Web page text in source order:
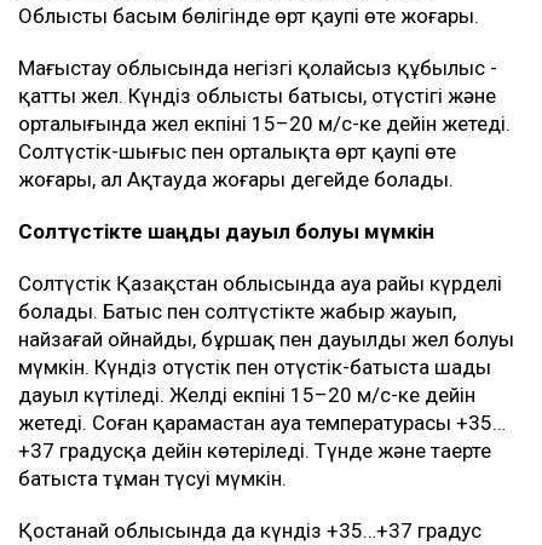
Атырау қаласында +37…+39 градус күтіледі. Өрт
Батыста да аптап басылмайды
Ақтөбе облысында күндіз ауа температурасы +35…
+38 градус болады. Өңірдің батысы мен солтүстігінде
кей жерлерде жел 15–18 м/с-ке дейін күшейеді.
Облыстың басым бөлігінде өрт қаупі өте жоғары.
Маңғыстау облысында негізгі қолайсыз құбылыс -
қатты жел. Күндіз облыстың батысы, оңтүстігі және
орталығында жел екпіні 15–20 м/с-ке дейін жетеді.
Солтүстік-шығыс пен орталықта өрт қаупі өте
жоғары, ал Ақтауда жоғары деңгейде болады.